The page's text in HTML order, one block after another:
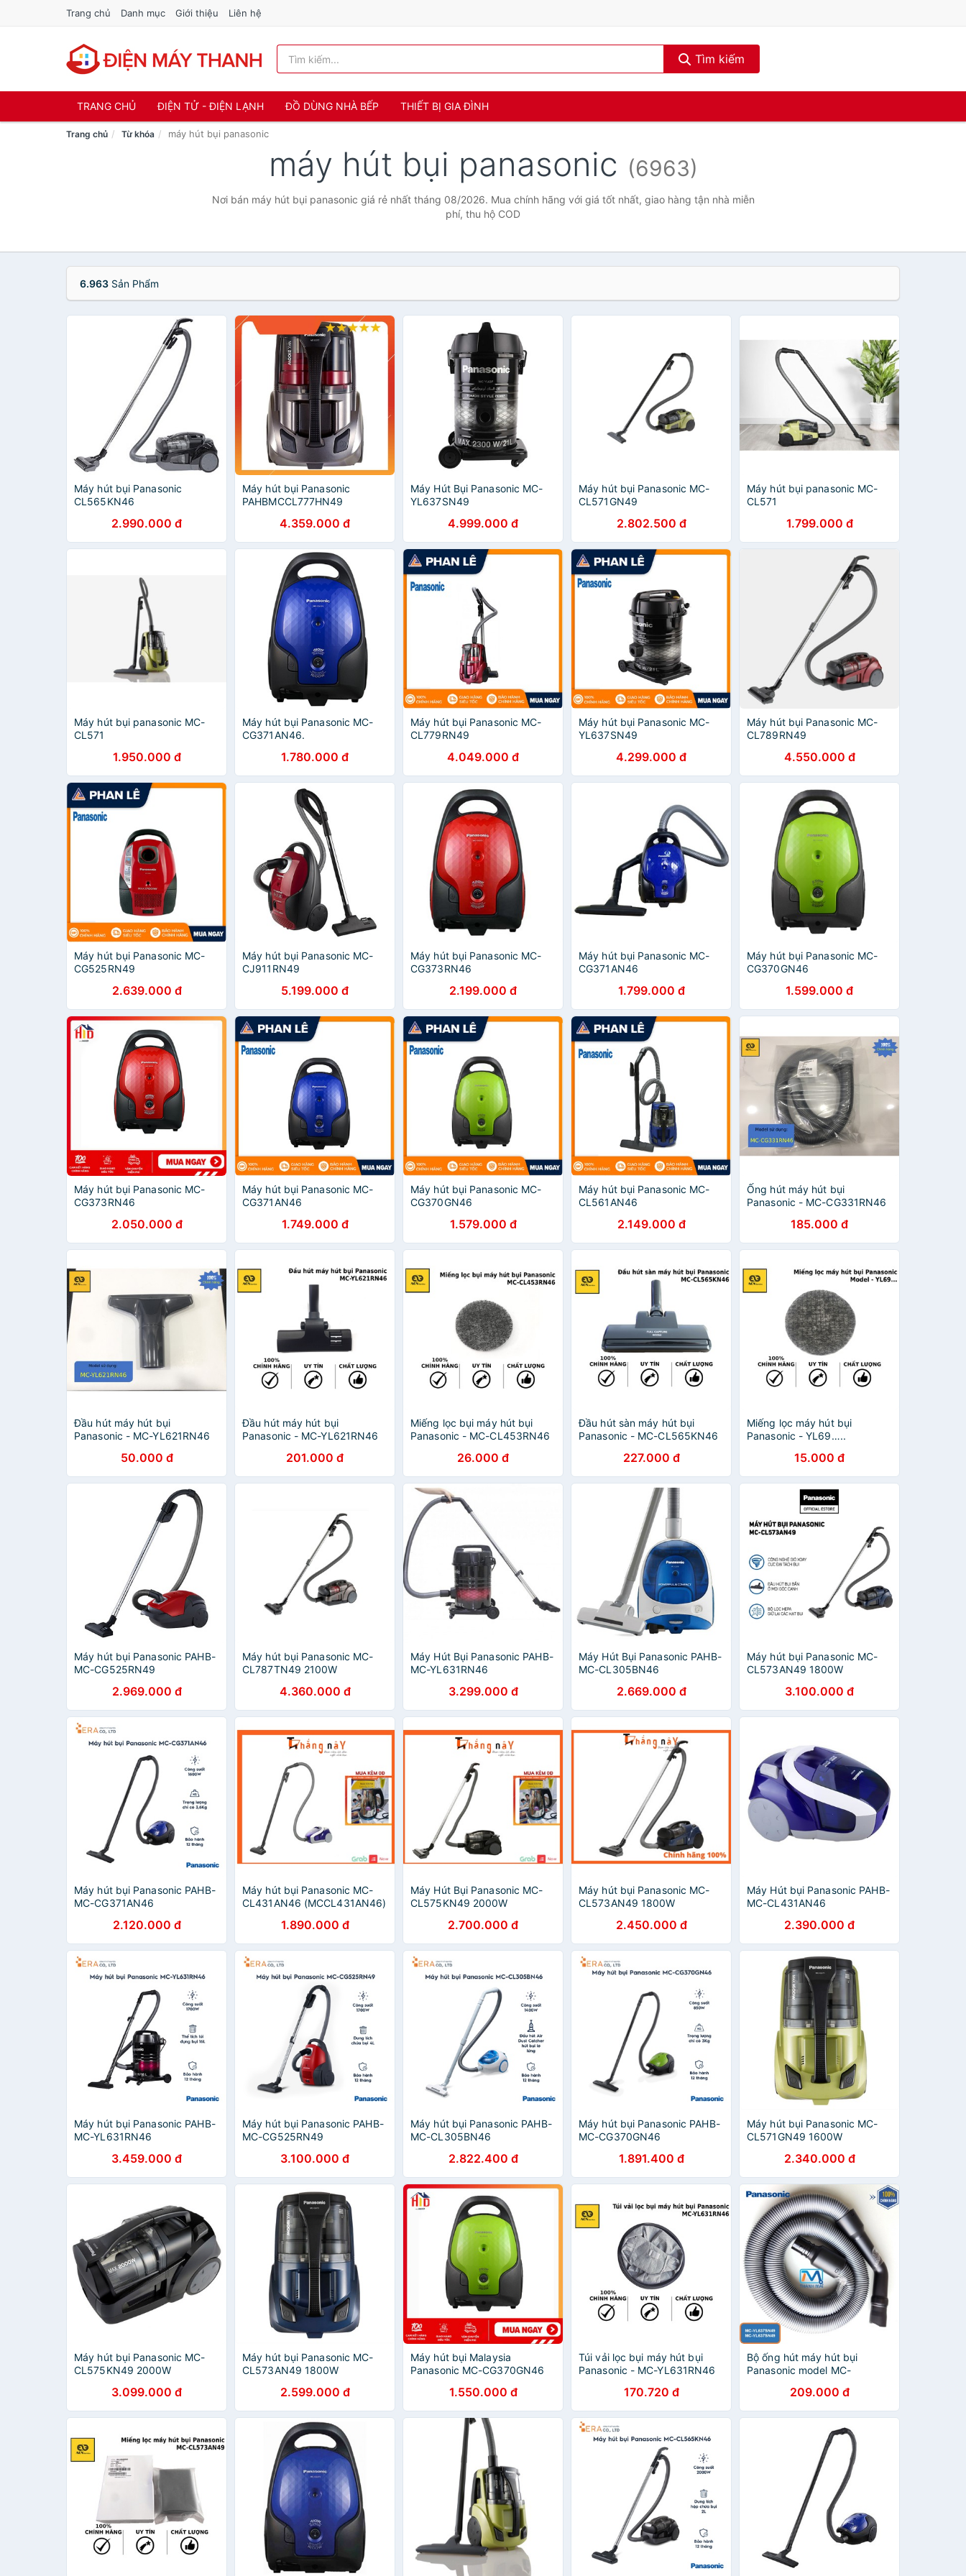
Trang chủ Danh mục Giới thiệu Liên hệ
Tìm kiếm
TRANG CHỦ ĐIỆN TỬ - ĐIỆN LẠNH ĐỒ DÙNG NHÀ BẾP THIẾT BỊ GIA ĐÌNH
Trang chủ Từ khóa máy hút bụi panasonic
máy hút bụi panasonic (6963)
Nơi bán máy hút bụi panasonic giá rẻ nhất tháng 08/2026. Mua chính hãng với giá tốt nhất, giao hàng tận nhà miễn
phí, thu hộ COD
6.963 Sản Phẩm
Máy hút bụi Panasonic
CL565KN46
2.990.000 đ
Máy hút bụi Panasonic
PAHBMCCL777HN49
4.359.000 đ
Máy Hút Bụi Panasonic MC-
YL637SN49
4.999.000 đ
Máy hút bụi Panasonic MC-
CL571GN49
2.802.500 đ
Máy hút bụi panasonic MC-
CL571
1.799.000 đ
Máy hút bụi panasonic MC-
CL571
1.950.000 đ
Máy hút bụi Panasonic MC-
CG371AN46.
1.780.000 đ
Máy hút bụi Panasonic MC-
CL779RN49
4.049.000 đ
Máy hút bụi Panasonic MC-
YL637SN49
4.299.000 đ
Máy hút bụi Panasonic MC-
CL789RN49
4.550.000 đ
Máy hút bụi Panasonic MC-
CG525RN49
2.639.000 đ
Máy hút bụi Panasonic MC-
CJ911RN49
5.199.000 đ
Máy hút bụi Panasonic MC-
CG373RN46
2.199.000 đ
Máy hút bụi Panasonic MC-
CG371AN46
1.799.000 đ
Máy hút bụi Panasonic MC-
CG370GN46
1.599.000 đ
Máy hút bụi Panasonic MC-
CG373RN46
2.050.000 đ
Máy hút bụi Panasonic MC-
CG371AN46
1.749.000 đ
Máy hút bụi Panasonic MC-
CG370GN46
1.579.000 đ
Máy hút bụi Panasonic MC-
CL561AN46
2.149.000 đ
Ống hút máy hút bụi
Panasonic - MC-CG331RN46
185.000 đ
Đầu hút máy hút bụi
Panasonic - MC-YL621RN46
50.000 đ
Đầu hút máy hút bụi
Panasonic - MC-YL621RN46
201.000 đ
Miếng lọc bụi máy hút bụi
Panasonic - MC-CL453RN46
26.000 đ
Đầu hút sàn máy hút bụi
Panasonic - MC-CL565KN46
227.000 đ
Miếng lọc máy hút bụi
Panasonic - YL69…..
15.000 đ
Máy hút bụi Panasonic PAHB-
MC-CG525RN49
2.969.000 đ
Máy hút bụi Panasonic MC-
CL787TN49 2100W
4.360.000 đ
Máy Hút Bụi Panasonic PAHB-
MC-YL631RN46
3.299.000 đ
Máy Hút Bụi Panasonic PAHB-
MC-CL305BN46
2.669.000 đ
Máy hút bụi Panasonic MC-
CL573AN49 1800W
3.100.000 đ
Máy hút bụi Panasonic PAHB-
MC-CG371AN46
2.120.000 đ
Máy hút bụi Panasonic MC-
CL431AN46 (MCCL431AN46)
1.890.000 đ
Máy Hút Bụi Panasonic MC-
CL575KN49 2000W
2.700.000 đ
Máy hút bụi Panasonic MC-
CL573AN49 1800W
2.450.000 đ
Máy Hút bụi Panasonic PAHB-
MC-CL431AN46
2.390.000 đ
Máy hút bụi Panasonic PAHB-
MC-YL631RN46
3.459.000 đ
Máy hút bụi Panasonic PAHB-
MC-CG525RN49
3.100.000 đ
Máy hút bụi Panasonic PAHB-
MC-CL305BN46
2.822.400 đ
Máy hút bụi Panasonic PAHB-
MC-CG370GN46
1.891.400 đ
Máy hút bụi Panasonic MC-
CL571GN49 1600W
2.340.000 đ
Máy hút bụi Panasonic MC-
CL575KN49 2000W
3.099.000 đ
Máy hút bụi Panasonic MC-
CL573AN49 1800W
2.599.000 đ
Máy hút bụi Malaysia
Panasonic MC-CG370GN46
1.550.000 đ
Túi vải lọc bụi máy hút bụi
Panasonic - MC-YL631RN46
170.720 đ
Bộ ống hút máy hút bụi
Panasonic model MC-
209.000 đ